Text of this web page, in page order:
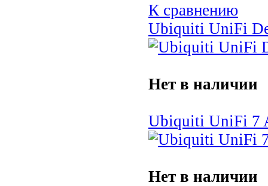
К сравнению
Ubiquiti UniFi
Нет в наличии
Ubiquiti UniFi 7
Нет в наличии